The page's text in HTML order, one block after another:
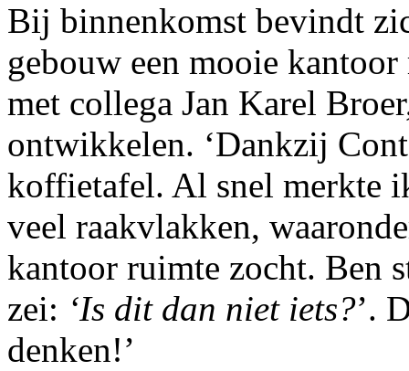
Bij binnenkomst bevindt
gebouw een mooie
met collega Jan Karel
ontwikkelen. ‘Dankzij
koffietafel. Al snel merkte
veel raakvlakken,
kantoor ruimte zocht. Ben
zei: ‘Is dit dan niet iets?’.
denken!’